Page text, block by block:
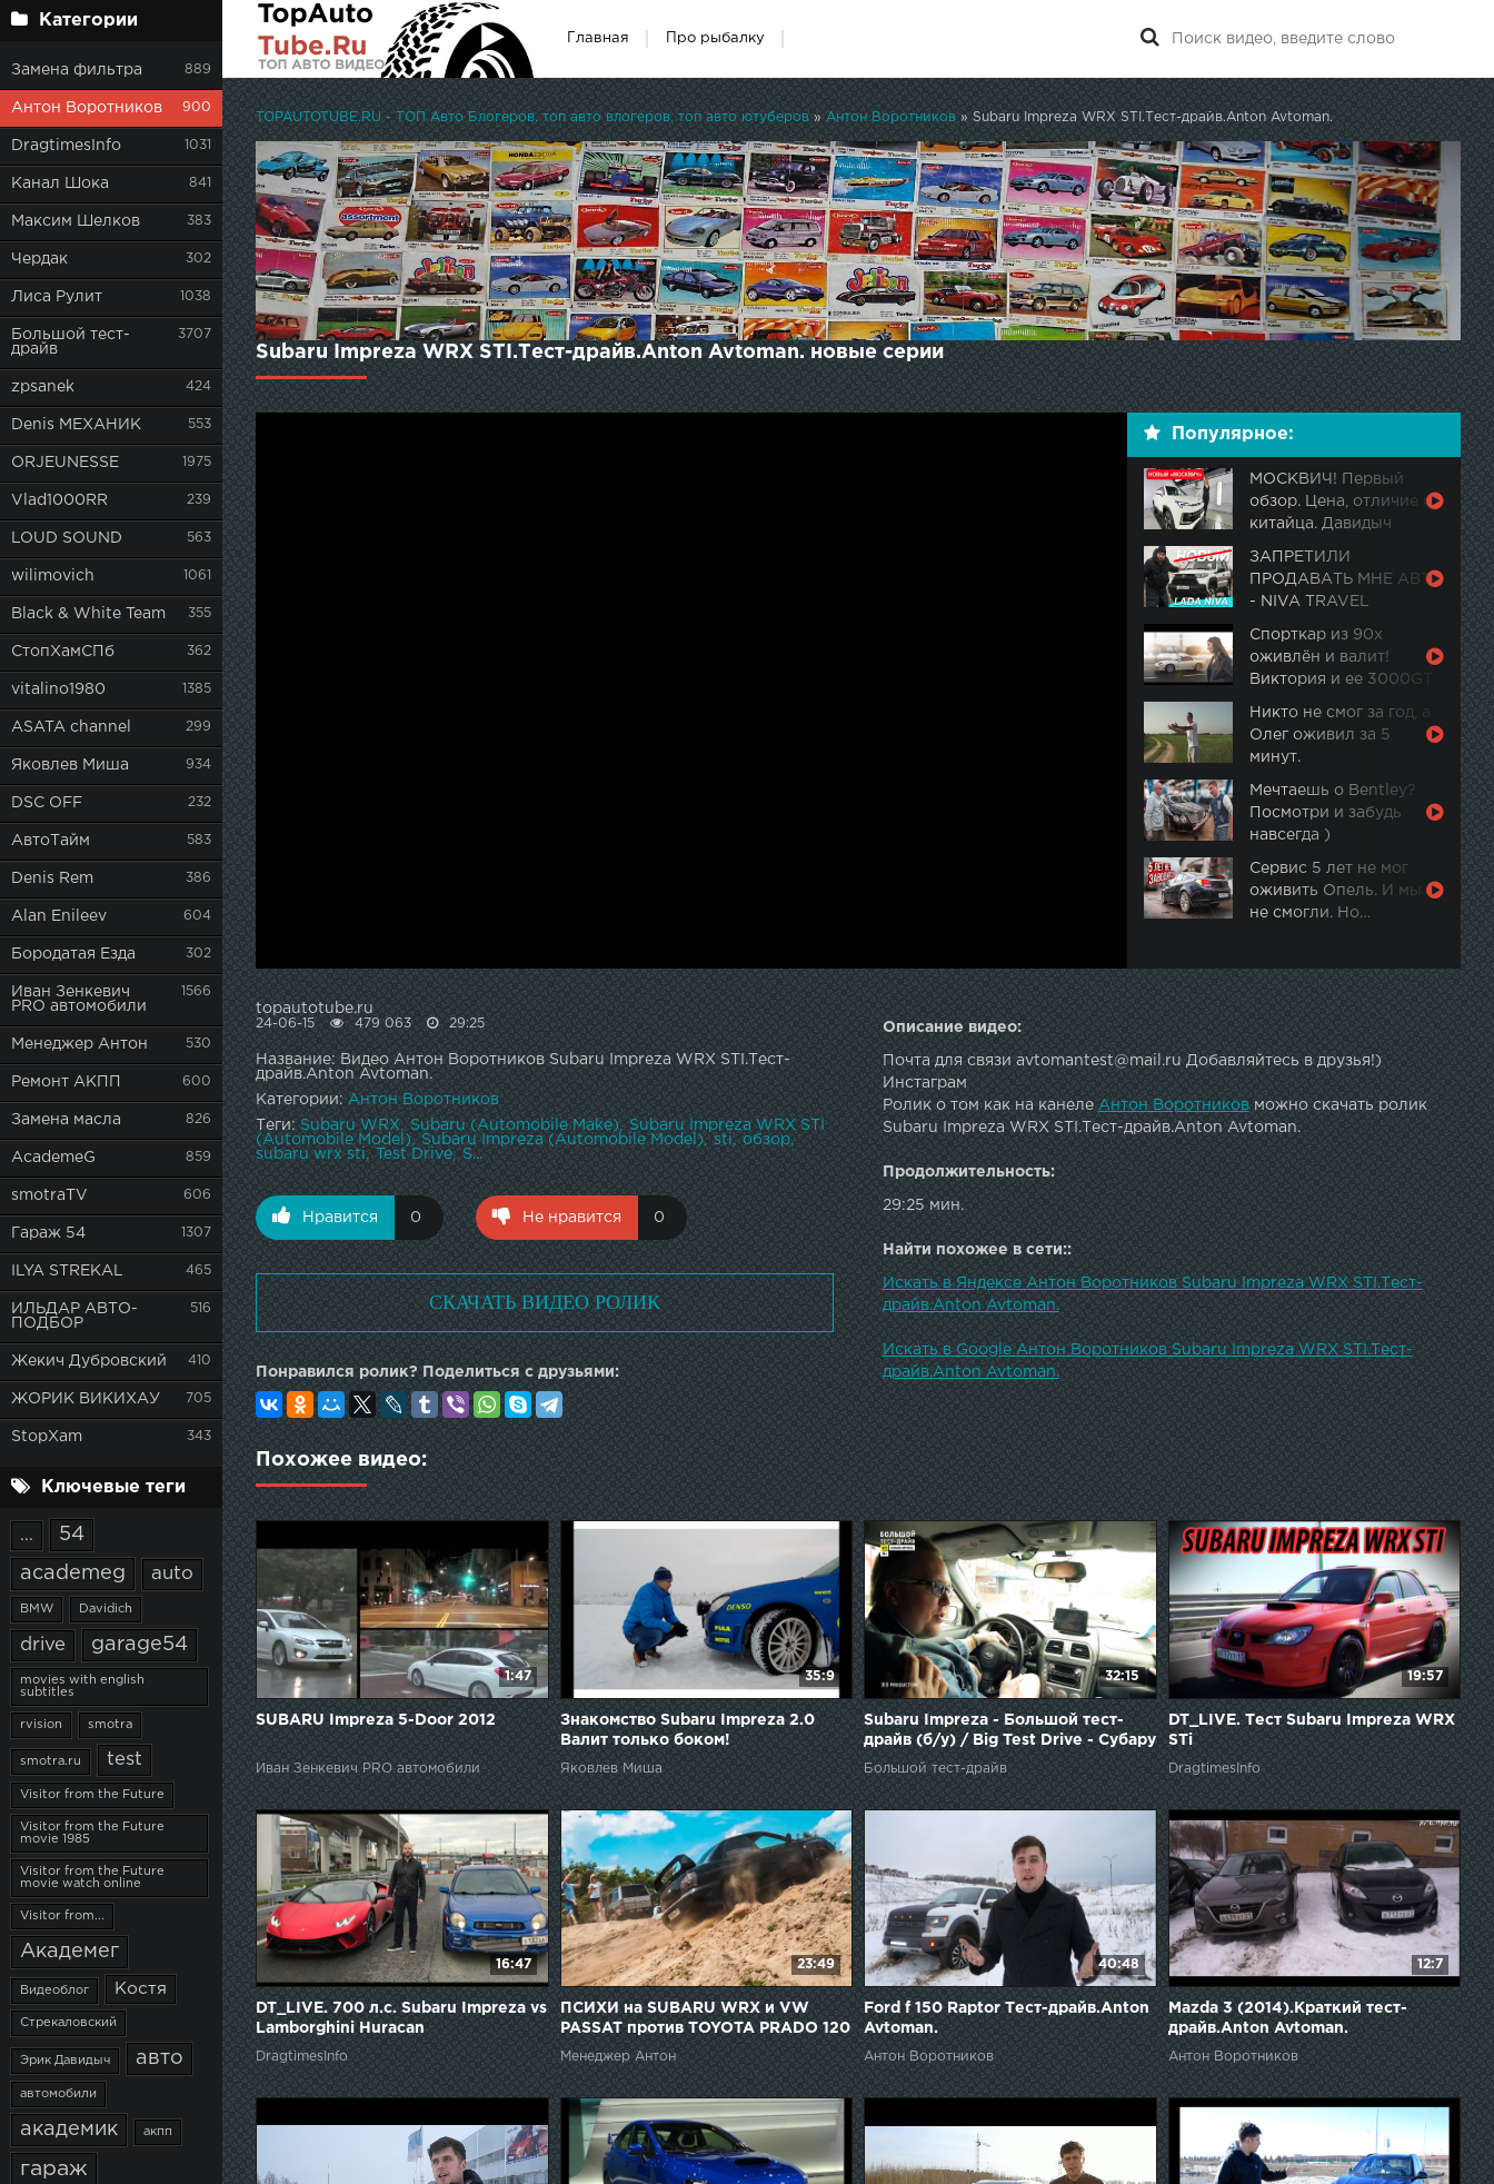
Категории
Замена фильтра 889
Антон Воротников 900
DragtimesInfo 1031
Канал Шока 841
Максим Шелков 383
Чердак 302
Лиса Рулит 1038
Большой тест-
драйв
3707
zpsanek 424
Denis МЕХАНИК 553
ORJEUNESSE 1975
Vlad1000RR 239
LOUD SOUND 563
wilimovich 1061
Black & White Team 355
СтопХамСПб 362
vitalino1980 1385
ASATA channel 299
Яковлев Миша 934
DSC OFF 232
АвтоТайм 583
Denis Rem 386
Alan Enileev 604
Бородатая Езда 302
Иван Зенкевич
PRO автомобили
1566
Менеджер Антон 530
Ремонт АКПП 600
Замена масла 826
AcademeG 859
smotraTV 606
Гараж 54 1307
ILYA STREKAL 465
ИЛЬДАР АВТО-
ПОДБОР
516
Жекич Дубровский 410
ЖОРИК ВИКИХАУ 705
StopXam 343
Ключевые теги
... 54
academeg auto
BMW Davidich
drive garage54
movies with english
subtitles
rvision smotra
smotra.ru test
Visitor from the Future
Visitor from the Future
movie 1985
Visitor from the Future
movie watch online
Visitor from...
Академег
Видеоблог Костя
Стрекаловский
Эрик Давидыч авто
автомобили
академик акпп
гараж
Главная Про рыбалку
TOPAUTOTUBE.RU - ТОП Авто Блогеров, топ авто влогеров, топ авто ютуберов» Антон Воротников » Subaru Impreza WRX STI.Тест-драйв.Anton Avtoman.
Subaru Impreza WRX STI.Тест-драйв.Anton Avtoman. новые серии
Популярное:
МОСКВИЧ! Первый
обзор. Цена, отличие от
китайца. Давидыч
ЗАПРЕТИЛИ
ПРОДАВАТЬ МНЕ АВТО
- NIVA TRAVEL
Спорткар из 90х
оживлён и валит!
Виктория и ее 3000GT.
Никто не смог за год, а
Олег оживил за 5
минут.
Мечтаешь о Bentley?
Посмотри и забудь
навсегда )
Сервис 5 лет не мог
оживить Опель. И мы
не смогли. Но…
topautotube.ru
Описание видео:
Почта для связи avtomantest@mail.ru Добавляйтесь в друзья!)
Инстаграм
Ролик о том как на канеле Антон Воротниковможно скачать ролик
Subaru Impreza WRX STI.Тест-драйв.Anton Avtoman.
Продолжительность:
29:25 мин.
Найти похожее в сети::
Искать в Яндексе Антон Воротников Subaru Impreza WRX STI.Тест-
драйв.Anton Avtoman.
Искать в Google Антон Воротников Subaru Impreza WRX STI.Тест-
драйв.Anton Avtoman.
24-06-15 479 063 29:25
Название: Видео Антон Воротников Subaru Impreza WRX STI.Тест-
драйв.Anton Avtoman.
Категории:Антон Воротников
Теги:Subaru WRX Subaru (Automobile Make)
Subaru Impreza WRX STI
(Automobile Model)
Subaru Impreza (Automobile Model) sti
обзор
subaru wrx sti
Test Drive S...
Нравится 0 Не нравится 0
СКАЧАТЬ ВИДЕО РОЛИК
Понравился ролик? Поделиться с друзьями:
Похожее видео:
1:47
SUBARU Impreza 5-Door 2012
Иван Зенкевич PRO автомобили
35:9
Знакомство Subaru Impreza 2.0
Валит только боком!
Яковлев Миша
32:15
Subaru Impreza - Большой тест-
драйв (б/у) / Big Test Drive - Субару
Импреза
Большой тест-драйв
19:57
DT_LIVE. Тест Subaru Impreza WRX
STi
DragtimesInfo
16:47
DT_LIVE. 700 л.с. Subaru Impreza vs
Lamborghini Huracan
DragtimesInfo
23:49
ПСИХИ на SUBARU WRX и VW
PASSAT против TOYOTA PRADO 120
на БЕЗДОРОЖЬЕ!!!
Менеджер Антон
40:48
Ford f 150 Raptor Тест-драйв.Anton
Avtoman.
Антон Воротников
12:7
Mazda 3 (2014).Краткий тест-
драйв.Anton Avtoman.
Антон Воротников